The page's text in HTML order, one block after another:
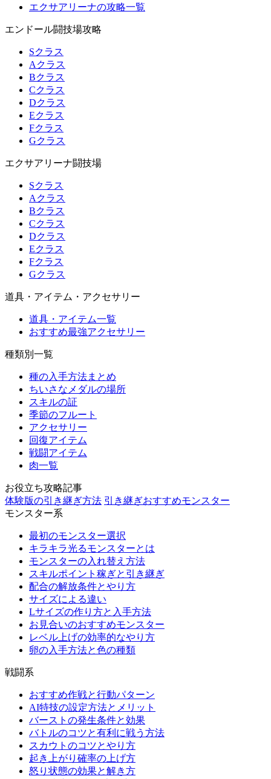
エクサアリーナの攻略一覧
エンドール闘技場攻略
Sクラス
Aクラス
Bクラス
Cクラス
Dクラス
Eクラス
Fクラス
Gクラス
エクサアリーナ闘技場
Sクラス
Aクラス
Bクラス
Cクラス
Dクラス
Eクラス
Fクラス
Gクラス
道具・アイテム・アクセサリー
道具・アイテム一覧
おすすめ最強アクセサリー
種類別一覧
種の入手方法まとめ
ちいさなメダルの場所
スキルの証
季節のフルート
アクセサリー
回復アイテム
戦闘アイテム
肉一覧
お役立ち攻略記事
体験版の引き継ぎ方法 引き継ぎおすすめモンスター
モンスター系
最初のモンスター選択
キラキラ光るモンスターとは
モンスターの入れ替え方法
スキルポイント稼ぎと引き継ぎ
配合の解放条件とやり方
サイズによる違い
Lサイズの作り方と入手方法
お見合いのおすすめモンスター
レベル上げの効率的なやり方
卵の入手方法と色の種類
戦闘系
おすすめ作戦と行動パターン
AI特技の設定方法とメリット
バーストの発生条件と効果
バトルのコツと有利に戦う方法
スカウトのコツとやり方
起き上がり確率の上げ方
怒り状態の効果と解き方